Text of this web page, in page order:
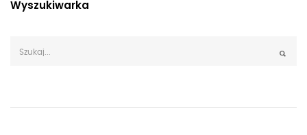
Wyszukiwarka